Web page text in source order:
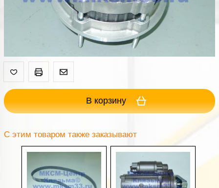
В корзину
С этим товаром также заказывают